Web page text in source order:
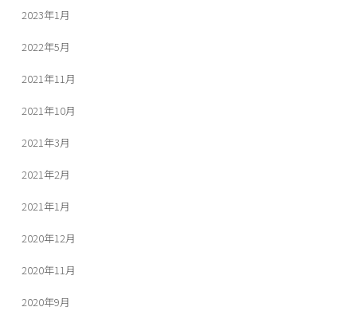
2023年1月
2022年5月
2021年11月
2021年10月
2021年3月
2021年2月
2021年1月
2020年12月
2020年11月
2020年9月